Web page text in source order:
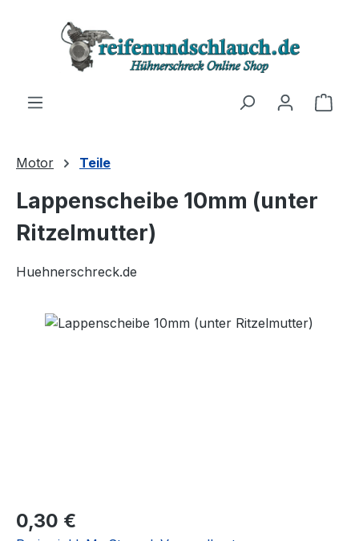
Zum Hauptinhalt springen
Motor Teile
Lappenscheibe 10mm (unter
Ritzelmutter)
Huehnerschreck.de
Bildergalerie überspringen
Regulärer Preis:
0,30 €